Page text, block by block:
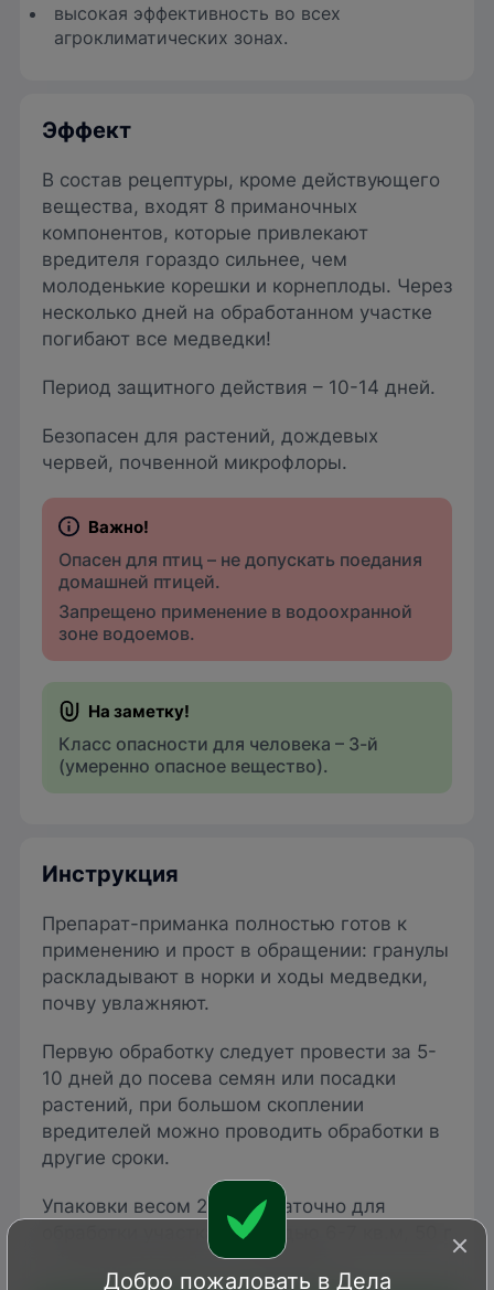
высокая эффективность во всех
агроклиматических зонах.
Эффект
В состав рецептуры, кроме действующего
вещества, входят 8 приманочных
компонентов, которые привлекают
вредителя гораздо сильнее, чем
молоденькие корешки и корнеплоды. Через
несколько дней на обработанном участке
погибают все медведки!
Период защитного действия – 10-14 дней.
Безопасен для растений, дождевых
червей, почвенной микрофлоры.
Опасен для птиц – не допускать поедания
домашней птицей.
Запрещено применение в водоохранной
зоне водоемов.
Класс опасности для человека – 3-й
(умеренно опасное вещество).
Инструкция
Препарат-приманка полностью готов к
применению и прост в обращении: гранулы
раскладывают в норки и ходы медведки,
почву увлажняют.
Первую обработку следует провести за 5-
10 дней до посева семян или посадки
растений, при большом скоплении
вредителей можно проводить обработки в
другие сроки.
Упаковки весом 20 г достаточно для
обработки участка площадью 6-7 кв.м, 50 г
– 15-20 кв.м, 100 г – 30-40 кв.м.
Добро пожаловать в Дела